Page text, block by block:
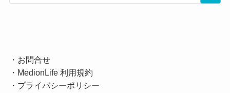
・ お問合せ
・ MedionLife 利用規約
・ プライバシーポリシー